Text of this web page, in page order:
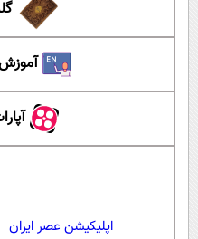
اپلیکیشن عصر ایران